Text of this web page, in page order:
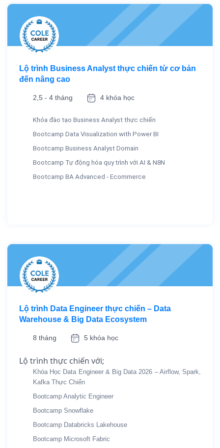
Lộ trình Business Analyst thực chiến từ cơ bản
đến nâng cao
2,5 - 4 tháng 4 khóa học
Khóa đào tạo Business Analyst thực chiến
Bootcamp Data Visualization with Power BI
Bootcamp Business Analyst Domain
Bootcamp Tự động hóa quy trình với AI & N8N
Bootcamp BA Advanced - Ecommerce
Lộ trình Data Engineer thực chiến – Data
Warehouse & Big Data Ecosystem
8 tháng 5 khóa học
Lộ trình thực chiến với;
Khóa Học Data Engineer & Big Data 2026 – Airflow, Spark,
Kafka Thực Chiến
Bootcamp Analytic Engineer
Bootcamp Snowflake
Bootcamp Databricks Lakehouse
Bootcamp Microsoft Fabric